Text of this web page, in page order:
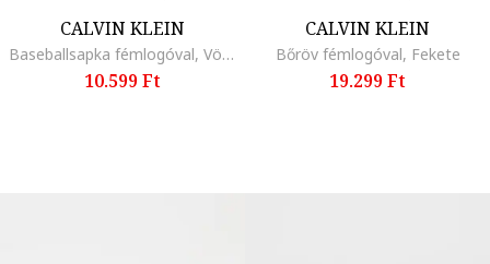
CALVIN KLEIN
Baseballsapka fémlogóval, Vörösesbarna
10.599 Ft
CALVIN KLEIN
Bőröv fémlogóval, Fekete
19.299 Ft